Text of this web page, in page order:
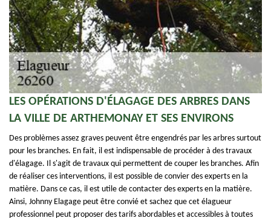
LES OPÉRATIONS D'ÉLAGAGE DES ARBRES DANS
LA VILLE DE ARTHEMONAY ET SES ENVIRONS
Des problèmes assez graves peuvent être engendrés par les arbres surtout
pour les branches. En fait, il est indispensable de procéder à des travaux
d'élagage. Il s'agit de travaux qui permettent de couper les branches. Afin
de réaliser ces interventions, il est possible de convier des experts en la
matière. Dans ce cas, il est utile de contacter des experts en la matière.
Ainsi, Johnny Elagage peut être convié et sachez que cet élagueur
professionnel peut proposer des tarifs abordables et accessibles à toutes